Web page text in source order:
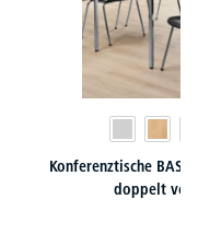
Konferenztische
doppelt